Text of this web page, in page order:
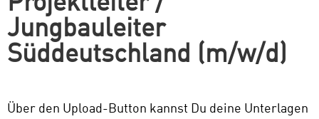
Jungbauleiter
Süddeutschland (m/w/d)
Über den Upload-Button kannst Du deine Unterlagen